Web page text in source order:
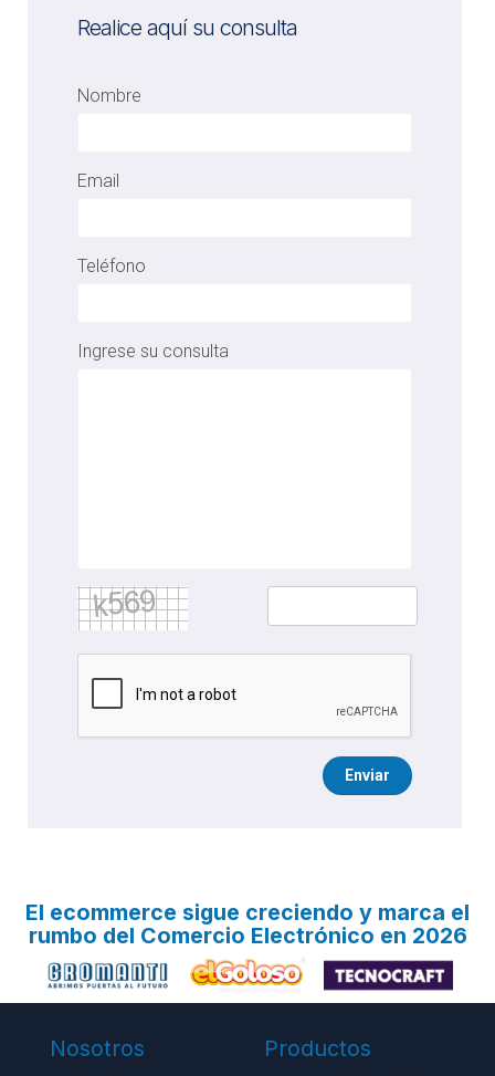
Realice aquí su consulta
Nombre
Email
Teléfono
Ingrese su consulta
Enviar
El ecommerce sigue creciendo y marca el
rumbo del Comercio Electrónico en 2026
Nosotros Productos